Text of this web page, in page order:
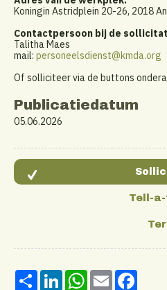
Koningin Astridplein 20-26, 2018
Contactpersoon bij de
Talitha Maes
mail: personeelsdienst@kmda.org
Of solliciteer via de buttons
Publicatiedatum
05.06.2026
Share LinkedInWhatsApp
Email